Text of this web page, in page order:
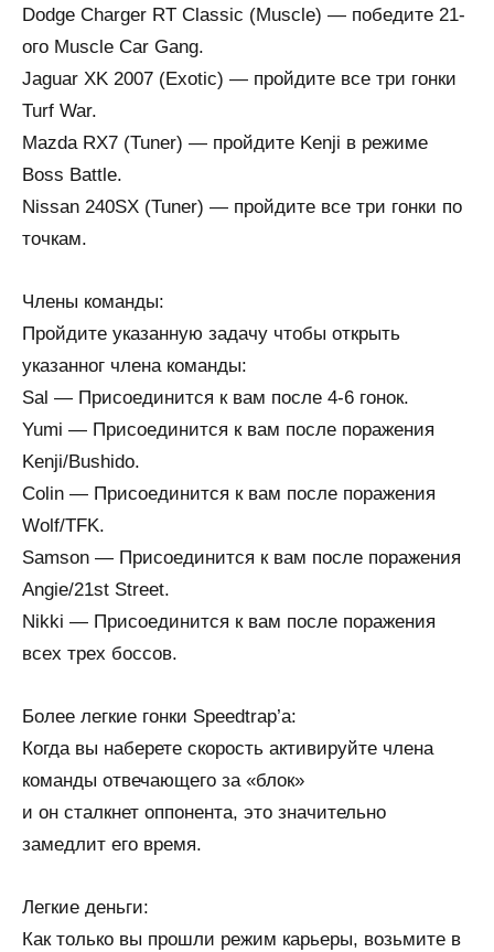
Dodge Charger RT Classic (Muscle) — победите 21-
ого Muscle Car Gang.
Jaguar XK 2007 (Exotic) — пройдите все три гонки
Turf War.
Mazda RX7 (Tuner) — пройдите Kenji в режиме
Boss Battle.
Nissan 240SX (Tuner) — пройдите все три гонки по
точкам.
Члены команды:
Пройдите указанную задачу чтобы открыть
указанног члена команды:
Sal — Присоединится к вам после 4-6 гонок.
Yumi — Присоединится к вам после поражения
Kenji/Bushido.
Colin — Присоединится к вам после поражения
Wolf/TFK.
Samson — Присоединится к вам после поражения
Angie/21st Street.
Nikki — Присоединится к вам после поражения
всех трех боссов.
Более легкие гонки Speedtrap’а:
Когда вы наберете скорость активируйте члена
команды отвечающего за «блок»
и он сталкнет оппонента, это значительно
замедлит его время.
Легкие деньги:
Как только вы прошли режим карьеры, возьмите в